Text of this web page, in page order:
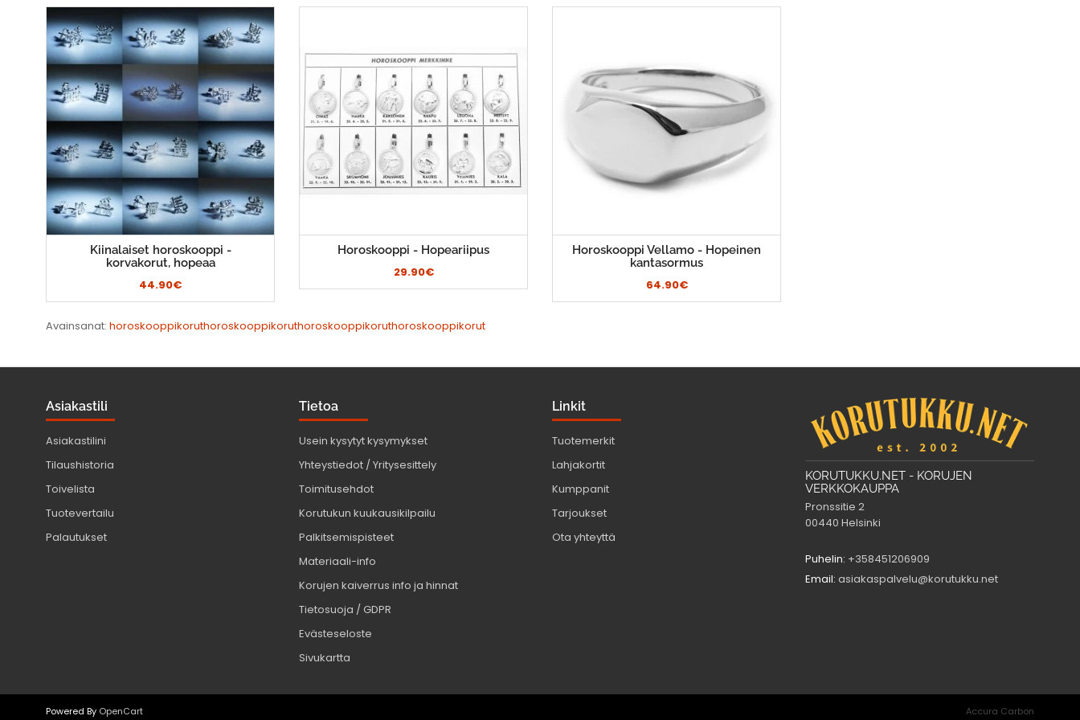
Kiinalaiset horoskooppi -
korvakorut, hopeaa
44.90€
Horoskooppi - Hopeariipus
29.90€
Horoskooppi Vellamo - Hopeinen
kantasormus
64.90€
Avainsanat: horoskooppikoruthoroskooppikoruthoroskooppikoruthoroskooppikorut
Asiakastili
Asiakastilini
Tilaushistoria
Toivelista
Tuotevertailu
Palautukset
Tietoa
Usein kysytyt kysymykset
Yhteystiedot / Yritysesittely
Toimitusehdot
Korutukun kuukausikilpailu
Palkitsemispisteet
Materiaali-info
Korujen kaiverrus info ja hinnat
Tietosuoja / GDPR
Evästeseloste
Sivukartta
Linkit
Tuotemerkit
Lahjakortit
Kumppanit
Tarjoukset
Ota yhteyttä
KORUTUKKU.NET - KORUJEN
VERKKOKAUPPA
Pronssitie 2
00440 Helsinki
Puhelin: +358451206909
Email: asiakaspalvelu@korutukku.net
Powered By OpenCart Accura Carbon